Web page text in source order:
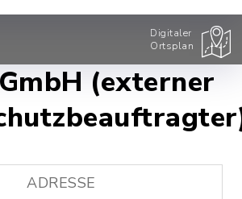
Digitaler
Ortsplan
(externer
ADRESSE